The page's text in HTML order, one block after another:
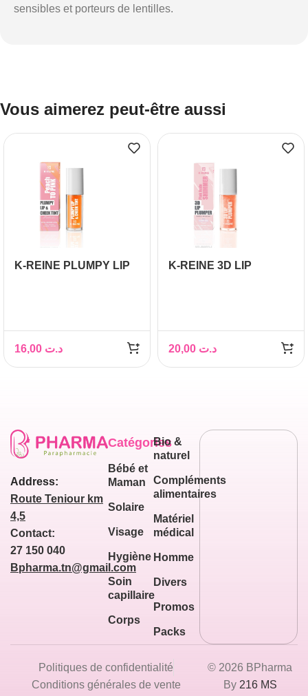
sensibles et porteurs de lentilles.
Vous aimerez peut-être aussi
K-REINE PLUMPY LIP
د.ت
K-REINE 3D LIP
د.ت
Address:
Route Teniour km
4,5
Contact:
27 150 040
Bpharma.tn@gmail.com
Catégories
Bébé et
Maman
Solaire
Visage
Hygiène
Soin
capillaire
Corps
Bio &
naturel
Compléments
alimentaires
Matériel
médical
Homme
Divers
Promos
Packs
© 2026 BPharma
By 216 MS
Politiques de confidentialité
Conditions générales de vente